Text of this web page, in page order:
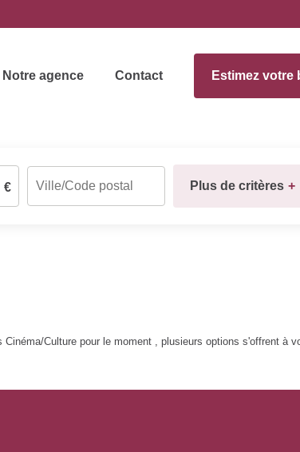
Notre agence Contact Estimez votre
€ Plus de critères +
Culture pour le moment , plusieurs options s'offrent à